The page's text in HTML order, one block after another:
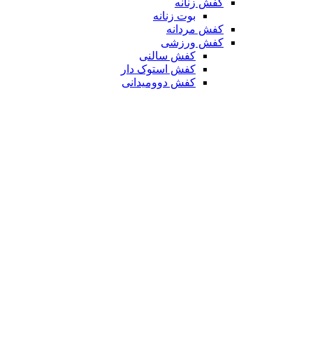
کفش زنانه
بوت زنانه
کفش مردانه
کفش ورزشی
کفش سالنی
کفش استوک دار
کفش دوومیدانی